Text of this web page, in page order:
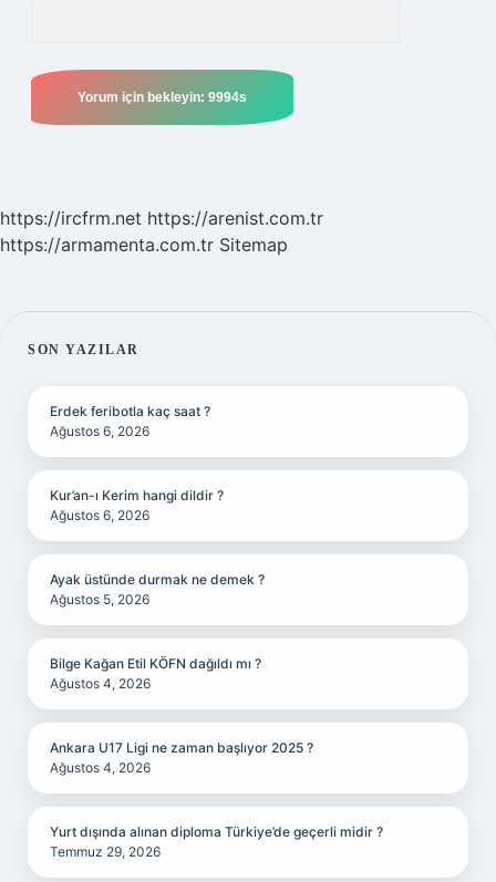
https://ircfrm.net https://arenist.com.tr
https://armamenta.com.tr Sitemap
SIDEBAR
SON YAZILAR
Erdek feribotla kaç saat ?
Ağustos 6, 2026
Kur’an-ı Kerim hangi dildir ?
Ağustos 6, 2026
Ayak üstünde durmak ne demek ?
Ağustos 5, 2026
Bilge Kağan Etil KÖFN dağıldı mı ?
Ağustos 4, 2026
Ankara U17 Ligi ne zaman başlıyor 2025 ?
Ağustos 4, 2026
Yurt dışında alınan diploma Türkiye’de geçerli midir ?
Temmuz 29, 2026